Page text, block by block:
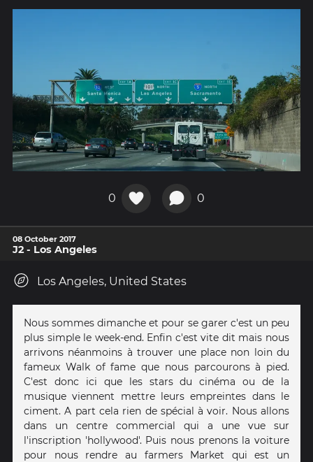
0 0
08 October 2017
J2 - Los Angeles
Los Angeles, United States
Nous sommes dimanche et pour se garer c'est un peu
plus simple le week-end. Enfin c'est vite dit mais nous
arrivons néanmoins à trouver une place non loin du
fameux Walk of fame que nous parcourons à pied.
C'est donc ici que les stars du cinéma ou de la
musique viennent mettre leurs empreintes dans le
ciment. A part cela rien de spécial à voir. Nous allons
dans un centre commercial qui a une vue sur
l'inscription 'hollywood'. Puis nous prenons la voiture
pour nous rendre au farmers Market qui est un